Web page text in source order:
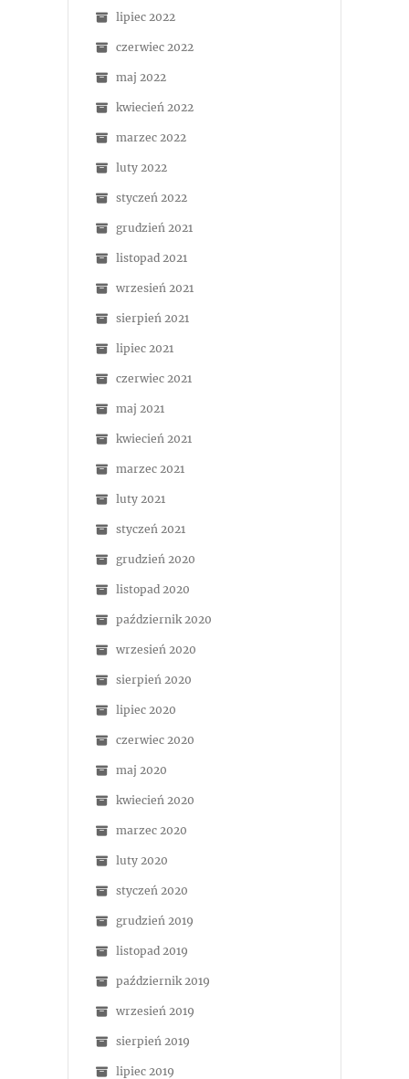
lipiec 2022
czerwiec 2022
maj 2022
kwiecień 2022
marzec 2022
luty 2022
styczeń 2022
grudzień 2021
listopad 2021
wrzesień 2021
sierpień 2021
lipiec 2021
czerwiec 2021
maj 2021
kwiecień 2021
marzec 2021
luty 2021
styczeń 2021
grudzień 2020
listopad 2020
październik 2020
wrzesień 2020
sierpień 2020
lipiec 2020
czerwiec 2020
maj 2020
kwiecień 2020
marzec 2020
luty 2020
styczeń 2020
grudzień 2019
listopad 2019
październik 2019
wrzesień 2019
sierpień 2019
lipiec 2019